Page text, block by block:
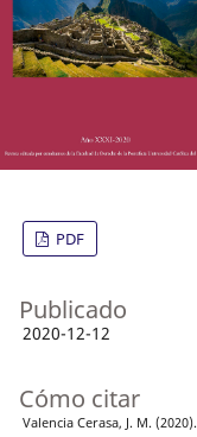
PDF
Publicado
2020-12-12
Cómo citar
Valencia Cerasa, J. M. (2020).